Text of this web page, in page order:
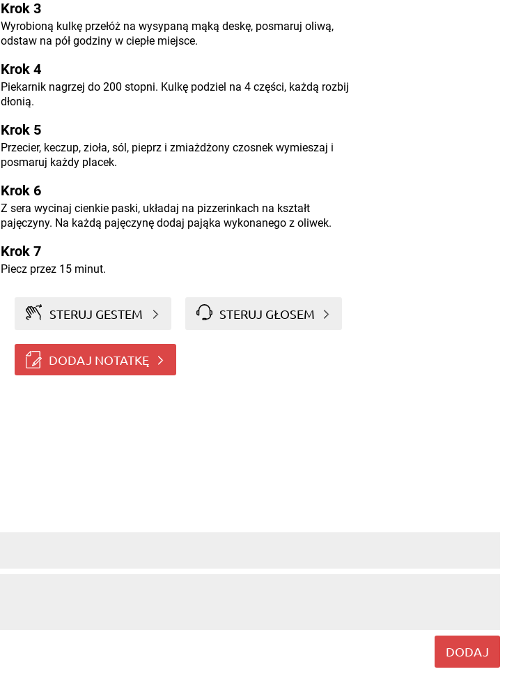
Krok 3
Wyrobioną kulkę przełóż na wysypaną mąką deskę, posmaruj oliwą,
odstaw na pół godziny w ciepłe miejsce.
Krok 4
Piekarnik nagrzej do 200 stopni. Kulkę podziel na 4 części, każdą rozbij
dłonią.
Krok 5
Przecier, keczup, zioła, sól, pieprz i zmiażdżony czosnek wymieszaj i
posmaruj każdy placek.
Krok 6
Z sera wycinaj cienkie paski, układaj na pizzerinkach na kształt
pajęczyny. Na każdą pajęczynę dodaj pająka wykonanego z oliwek.
Krok 7
Piecz przez 15 minut.
STERUJ GESTEM STERUJ GŁOSEM
DODAJ NOTATKĘ
DODAJ